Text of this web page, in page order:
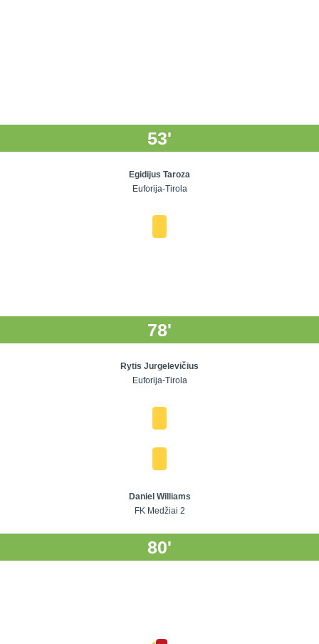
53'
Egidijus Taroza
Euforija-Tirola
78'
Rytis Jurgelevičius
Euforija-Tirola
Daniel Williams
FK Medžiai 2
80'